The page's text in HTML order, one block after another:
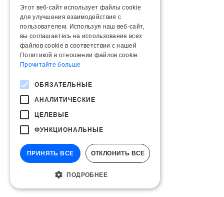
Этот веб-сайт использует файлы cookie
для улучшения взаимодействия с
пользователем. Используя наш веб-сайт,
вы соглашаетесь на использование всех
файлов cookie в соответствии с нашей
Политикой в ​​отношении файлов cookie.
Прочитайте больше
ОБЯЗАТЕЛЬНЫЕ
АНАЛИТИЧЕСКИЕ
ЦЕЛЕВЫЕ
ФУНКЦИОНАЛЬНЫЕ
ПРИНЯТЬ ВСЕ ОТКЛОНИТЬ ВСЕ
ПОДРОБНЕЕ